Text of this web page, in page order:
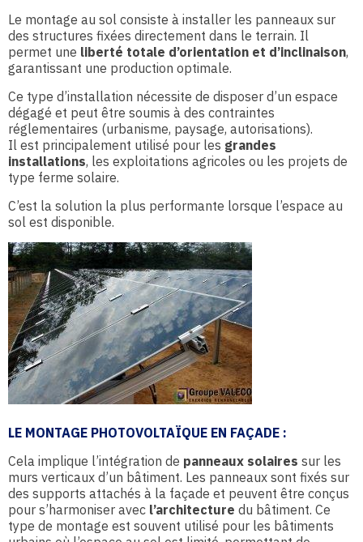
Le montage au sol consiste à installer les panneaux sur
des structures fixées directement dans le terrain. Il
permet une liberté totale d’orientation et d’inclinaison,
garantissant une production optimale.
Ce type d’installation nécessite de disposer d’un espace
dégagé et peut être soumis à des contraintes
réglementaires (urbanisme, paysage, autorisations).
Il est principalement utilisé pour les grandes
installations, les exploitations agricoles ou les projets de
type ferme solaire.
C’est la solution la plus performante lorsque l’espace au
sol est disponible.
LE MONTAGE PHOTOVOLTAÏQUE EN FAÇADE :
Cela implique l’intégration de panneaux solaires sur les
murs verticaux d’un bâtiment. Les panneaux sont fixés sur
des supports attachés à la façade et peuvent être conçus
pour s’harmoniser avec l’architecture du bâtiment. Ce
type de montage est souvent utilisé pour les bâtiments